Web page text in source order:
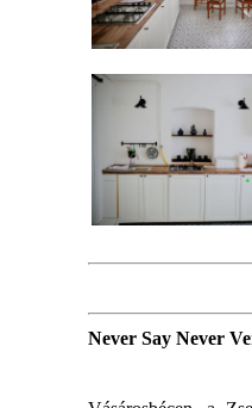
Never Say Never